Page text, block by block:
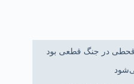
در جنگ قطعی بود